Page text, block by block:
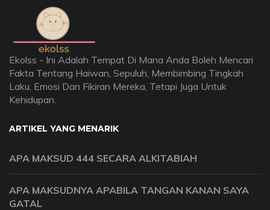
Ekolss - Ini Adalah Tempat Di Mana Anda Boleh Mencari
Fakta Tentang Haiwan, Sepuluh, Membimbing Tingkah
Laku, Emosi Dan Fikiran Mereka, Tetapi Juga Untuk
Kehidupan.
ARTIKEL YANG MENARIK
APA MAKSUD 444 SECARA ALKITABIAH
APA MAKSUDNYA APABILA TANGAN KANAN SAYA
GATAL